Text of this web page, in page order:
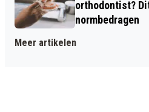
orthodontist?
normbedragen
Meer artikelen